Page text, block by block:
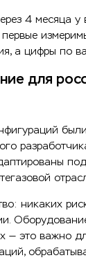
4 месяца у
а цифры по
для
никаких
— это важно